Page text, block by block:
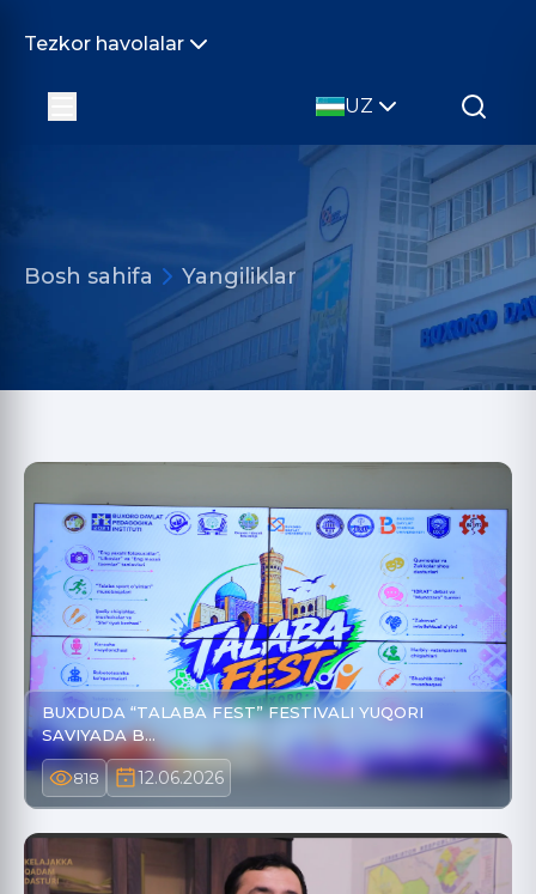
Tezkor havolalar
UZ
Bosh sahifa Yangiliklar
BUXDUDA “TALABA FEST” FESTIVALI YUQORI
SAVIYADA B…
818 12.06.2026